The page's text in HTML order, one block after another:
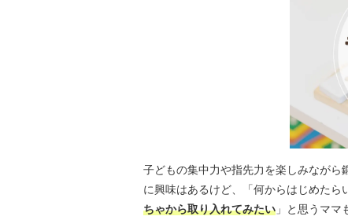
子どもの集中力や指先力を楽しみなが
に興味はあるけど、「何からはじめたら
ちゃから取り入れてみたい 」と思うママ